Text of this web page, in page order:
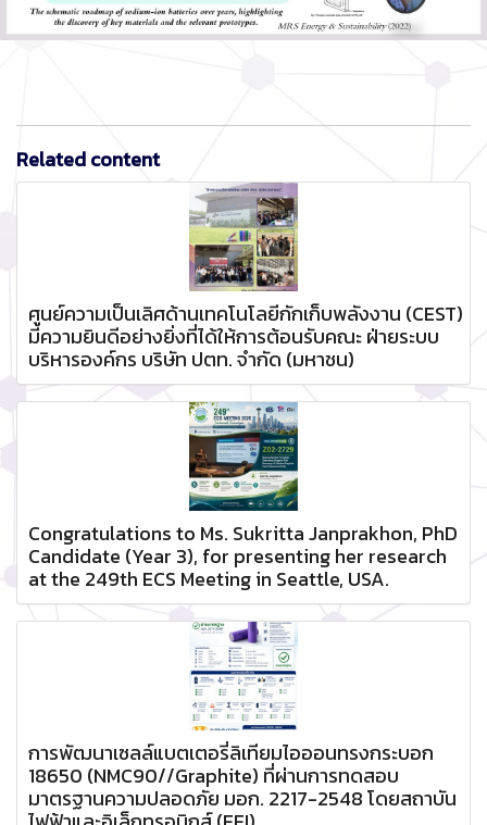
Related content
ศูนย์ความเป็นเลิศด้านเทคโนโลยีกักเก็บพลังงาน (CEST)
มีความยินดีอย่างยิ่งที่ได้ให้การต้อนรับคณะ ฝ่ายระบบ
บริหารองค์กร บริษัท ปตท. จำกัด (มหาชน)
Congratulations to Ms. Sukritta Janprakhon, PhD
Candidate (Year 3), for presenting her research
at the 249th ECS Meeting in Seattle, USA.
การพัฒนาเซลล์แบตเตอรี่ลิเทียมไอออนทรงกระบอก
18650 (NMC90//Graphite) ที่ผ่านการทดสอบ
มาตรฐานความปลอดภัย มอก. 2217-2548 โดยสถาบัน